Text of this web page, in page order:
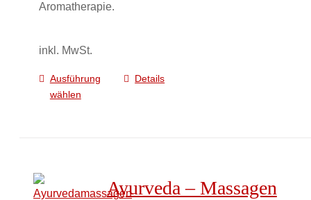
Aromatherapie.
inkl. MwSt.
Ausführung
wählen
Dieses
Die
Details
Ayurveda – Massagen